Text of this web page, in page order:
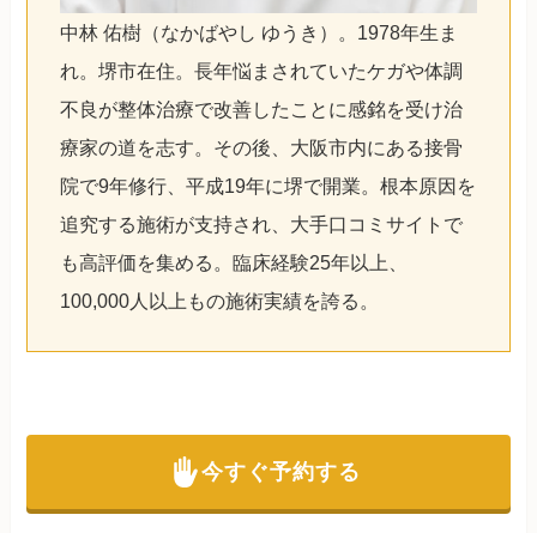
中林 佑樹（なかばやし ゆうき）。1978年生ま
れ。堺市在住。長年悩まされていたケガや体調
不良が整体治療で改善したことに感銘を受け治
療家の道を志す。その後、大阪市内にある接骨
院で9年修行、平成19年に堺で開業。根本原因を
追究する施術が支持され、大手口コミサイトで
も高評価を集める。臨床経験25年以上、
100,000人以上もの施術実績を誇る。
今すぐ予約する